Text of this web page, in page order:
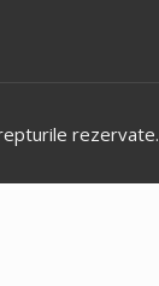
rezervate.